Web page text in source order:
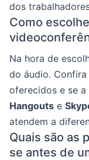
dos
Como
Na hora de
do áudio.
oferecidos e se
Hangouts e
atendem a
Quais são as
se antes de